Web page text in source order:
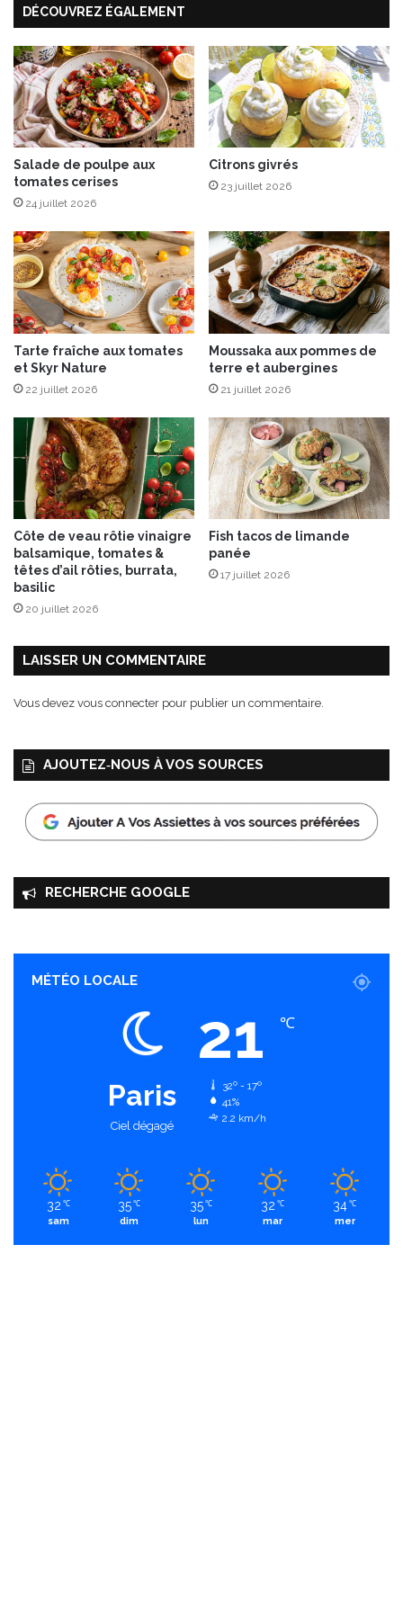
DÉCOUVREZ ÉGALEMENT
Salade de poulpe aux
tomates cerises
24 juillet 2026
Citrons givrés
23 juillet 2026
Tarte fraîche aux tomates
et Skyr Nature
22 juillet 2026
Moussaka aux pommes de
terre et aubergines
21 juillet 2026
Côte de veau rôtie vinaigre
balsamique, tomates &
têtes d’ail rôties, burrata,
basilic
20 juillet 2026
Fish tacos de limande
panée
17 juillet 2026
LAISSER UN COMMENTAIRE
Vous devez vous connecter pour publier un commentaire.
AJOUTEZ‑NOUS À VOS SOURCES
RECHERCHE GOOGLE
MÉTÉO LOCALE
Paris
Ciel dégagé
21 ℃
32º - 17º
41%
2.2 km/h
32 ℃
sam
35 ℃
dim
35 ℃
lun
32 ℃
mar
34 ℃
mer